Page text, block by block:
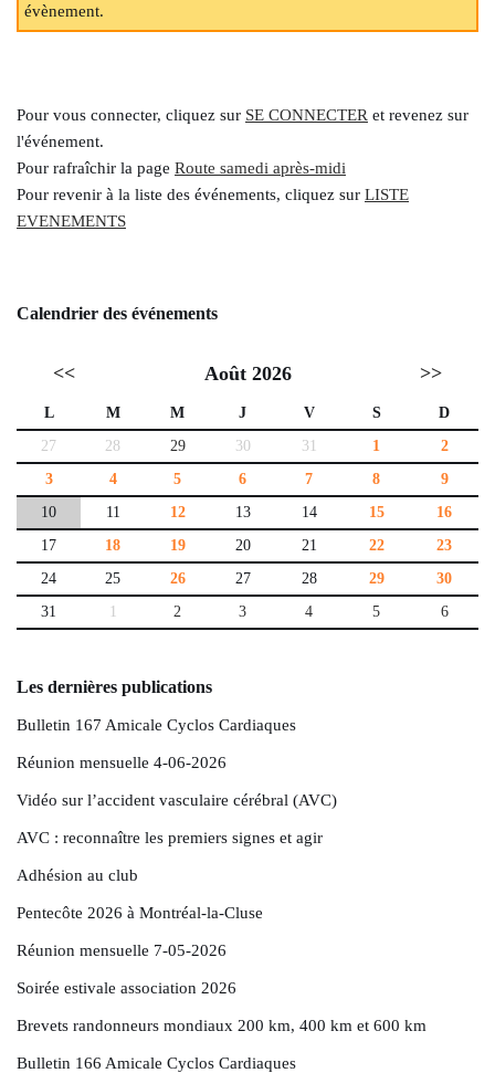
évènement.
Pour vous connecter, cliquez sur SE CONNECTER et revenez sur
l'événement.
Pour rafraîchir la page Route samedi après-midi
Pour revenir à la liste des événements, cliquez sur LISTE
EVENEMENTS
Calendrier des événements
<< Août 2026 >>
L M M J V S
D
27
28 29 30 31 1
2
3
4 5 6 7 8
9
10
11 12 13 14 15
16
17
18 19 20 21 22
23
24
25 26 27 28 29
30
31
1 2 3 4 5 6
Les dernières publications
Bulletin 167 Amicale Cyclos Cardiaques
Réunion mensuelle 4-06-2026
Vidéo sur l’accident vasculaire cérébral (AVC)
AVC : reconnaître les premiers signes et agir
Adhésion au club
Pentecôte 2026 à Montréal-la-Cluse
Réunion mensuelle 7-05-2026
Soirée estivale association 2026
Brevets randonneurs mondiaux 200 km, 400 km et 600 km
Bulletin 166 Amicale Cyclos Cardiaques